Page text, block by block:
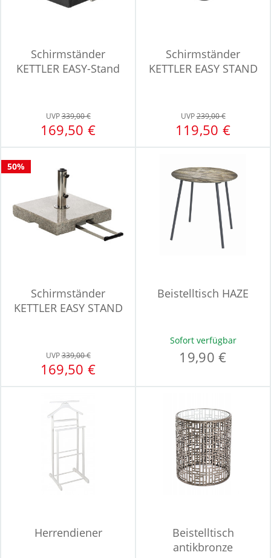
Schirmständer
KETTLER EASY-Stand
UVP339,00 €
169,50 €
Schirmständer
KETTLER EASY STAND
UVP239,00 €
119,50 €
50%
Schirmständer
KETTLER EASY STAND
UVP339,00 €
169,50 €
Beistelltisch HAZE
Sofort verfügbar
19,90 €
Herrendiener
Beistelltisch
antikbronze